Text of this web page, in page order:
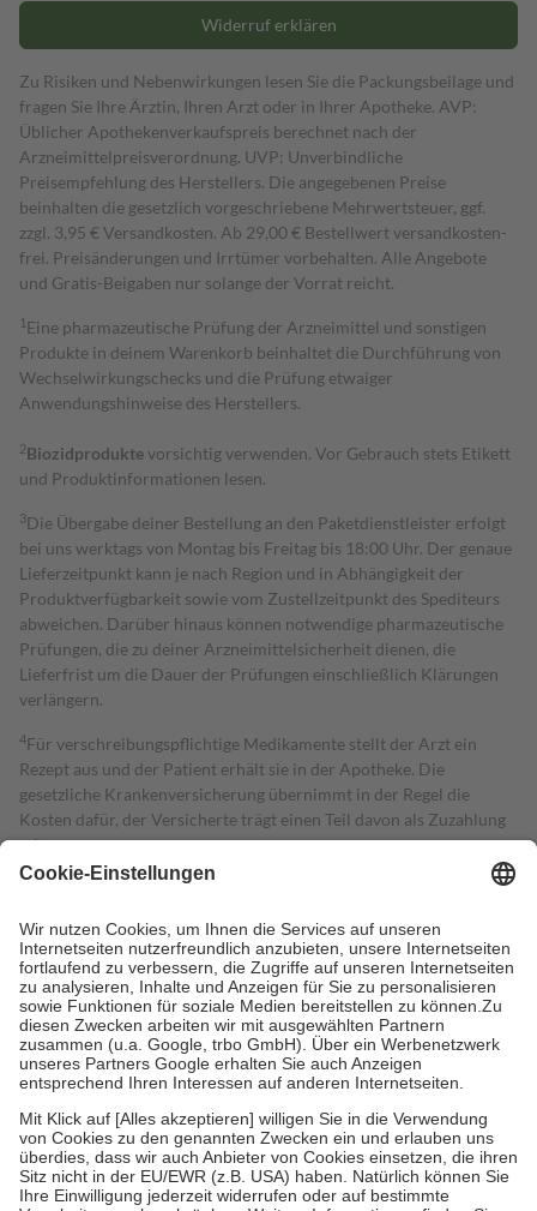
Widerruf erklären
Zu Risiken und Nebenwirkungen lesen Sie die Packungsbeilage und
fragen Sie Ihre Ärztin, Ihren Arzt oder in Ihrer Apotheke. AVP:
Üblicher Apothekenverkaufspreis berechnet nach der
Arzneimittelpreisverordnung. UVP: Unverbindliche
Preisempfehlung des Herstellers. Die angegebenen Preise
beinhalten die gesetzlich vorgeschriebene Mehrwertsteuer, ggf.
zzgl. 3,95 € Versandkosten. Ab 29,00 € Bestell­wert versand­kosten­
frei. Preisänderungen und Irrtümer vorbehalten. Alle Angebote
und Gratis-Beigaben nur solange der Vorrat reicht.
1 Eine pharmazeutische Prüfung der Arzneimittel und sonstigen
Produkte in deinem Warenkorb beinhaltet die Durchführung von
Wechselwirkungschecks und die Prüfung etwaiger
Anwendungshinweise des Herstellers.
2Biozidproduktevorsichtig verwenden. Vor Gebrauch stets Etikett
und Produktinformationen lesen.
3Die Übergabe deiner Bestellung an den Paketdienstleister erfolgt
bei uns werktags von Montag bis Freitag bis 18:00 Uhr. Der genaue
Lieferzeitpunkt kann je nach Region und in Abhängigkeit der
Produktverfügbarkeit sowie vom Zustellzeitpunkt des Spediteurs
abweichen. Darüber hinaus können notwendige pharmazeutische
Prüfungen, die zu deiner Arzneimittelsicherheit dienen, die
Lieferfrist um die Dauer der Prüfungen einschließlich Klärungen
verlängern.
4Für verschreibungspflichtige Medikamente stellt der Arzt ein
Rezept aus und der Patient erhält sie in der Apotheke. Die
gesetzliche Krankenversicherung übernimmt in der Regel die
Kosten dafür, der Versicherte trägt einen Teil davon als Zuzahlung
mit.
Grundsätzlich leisten Mitglieder Zuzahlungen in Höhe von zehn
höchstens zehn Euro.
Es sind jedoch nie mehr als die tatsächlichen
Kosten der Leistung zu entrichten.
Diese Regeln gelten grundsätzlich auch für Online-Apotheken.
Bei Heilmitteln und häuslicher Krankenpflege beträgt die
Zuzahlung zehn Prozent der Kosten sowie zehn Euro je
Verordnung.
Um das Engagement der Versicherten für ihre eigene Gesundheit zu
stärken und die besondere Stellung der Familie zu unterstützen,
fallenkeine Zuzahlungenan bei:
• Kindern und Jugendlichen bis zum vollendeten 18. Lebensjahr
mit Ausnahme der Fahrkosten
• Untersuchungen zur Vorsorge und Früherkennung, die von der